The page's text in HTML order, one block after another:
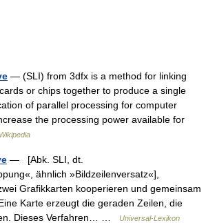
— (SLI) from 3dfx is a method for linking
or chips together to produce a single
of parallel processing for computer
the processing power available for
Wikipedia
— [Abk. SLI, dt.
ähnlich »Bildzeilenversatz«],
Grafikkarten kooperieren und gemeinsam
Karte erzeugt die geraden Zeilen, die
Dieses Verfahren… …
Universal-Lexikon